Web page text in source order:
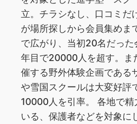
立。チラシなし、口コミだ
が場所探しから会員集めま
で広がり、当初20名だっ
年目で20000人を超す。ま
催する野外体験企画である
や雪国スクールは大変好評
10000人を引率。 各地で精
いる、保護者などを対象に